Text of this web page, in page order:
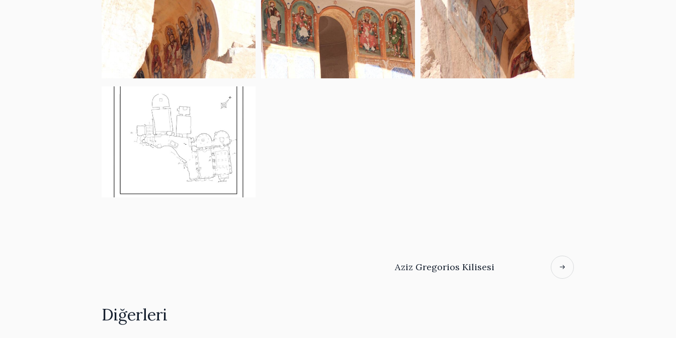
Aziz Gregorios Kilisesi
Diğerleri